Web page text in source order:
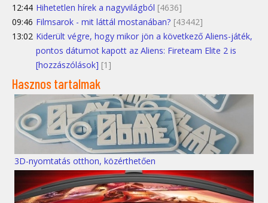
12:44 Hihetetlen hírek a nagyvilágból [4636]
09:46 Filmsarok - mit láttál mostanában? [43442]
13:02 Kiderült végre, hogy mikor jön a következő Aliens-játék,
pontos dátumot kapott az Aliens: Fireteam Elite 2 is
[hozzászólások] [1]
Hasznos tartalmak
3D-nyomtatás otthon, közérthetően